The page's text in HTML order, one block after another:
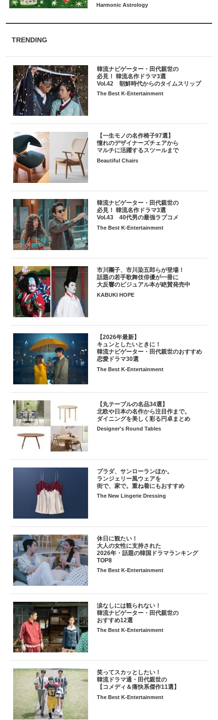
TRENDING
韓流ナビゲーター・田代親世の
必見！ 韓流名作ドラマ3選
Vol.42 朝鮮時代からのタイムスリップ
The Best K-Entertainment
【一生モノの名作椅子97選】
憧れのデザイナーズチェアから
マルチに活躍するスツールまで
Beautiful Chairs
韓流ナビゲーター・田代親世の
必見！ 韓流名作ドラマ3選
Vol.43 40代男の最強ラブコメ
The Best K-Entertainment
市川團子、市川染五郎らが登場！
話題の若手歌舞伎俳優が一冊に
大反響のビジュアル本が絶賛発売中
KABUKI HOPE
【2026年最新】
キュンとしたいときに！
韓流ナビゲーター・田代親世のおすすめ
恋愛ドラマ30選
The Best K-Entertainment
【丸テーブルの名品34選】
北欧や日本の名作から注目作まで。
ダイニングを美しく彩る円卓まとめ
Designer's Round Tables
プラダ、サンローランほか。
ランジェリー風ウェアを
街で、家で。重ね着にもおすすめ
The New Lingerie Dressing
休日に観たい！
大人の女性に支持された
2026年・話題の韓国ドラマランキング
TOP8
The Best K-Entertainment
涙なしには観られない！
韓流ナビゲーター・田代親世の
おすすめ12選
The Best K-Entertainment
笑ってスカッとしたい！
韓流ドラマ通・田代親世の
【コメディ＆痛快系傑作11選】
The Best K-Entertainment